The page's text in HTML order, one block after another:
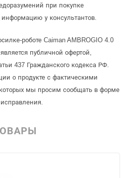
при покупке
информацию у консультантов.
роботе Caiman AMBROGIO 4.0
публичной офертой,
437 Гражданского кодекса РФ.
о продукте с фактическими
мы просим сообщать в форме